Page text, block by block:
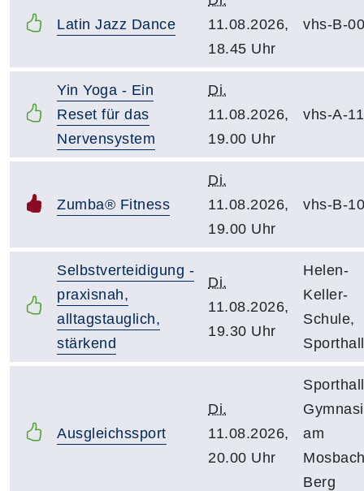
Latin Jazz Dance
11.08.2026,
18.45 Uhr
vhs-B-
Yin Yoga - Ein
Reset für das
Nervensystem
Di.
11.08.2026,
19.00 Uhr
vhs-A-
Zumba® Fitness
Di.
11.08.2026,
19.00 Uhr
vhs-B-
Selbstverteidigung -
praxisnah,
alltagstauglich,
stärkend
Di.
11.08.2026,
19.30 Uhr
Helen-
Keller-
Schule,
Ausgleichssport
Di.
11.08.2026,
20.00 Uhr
am
Berg